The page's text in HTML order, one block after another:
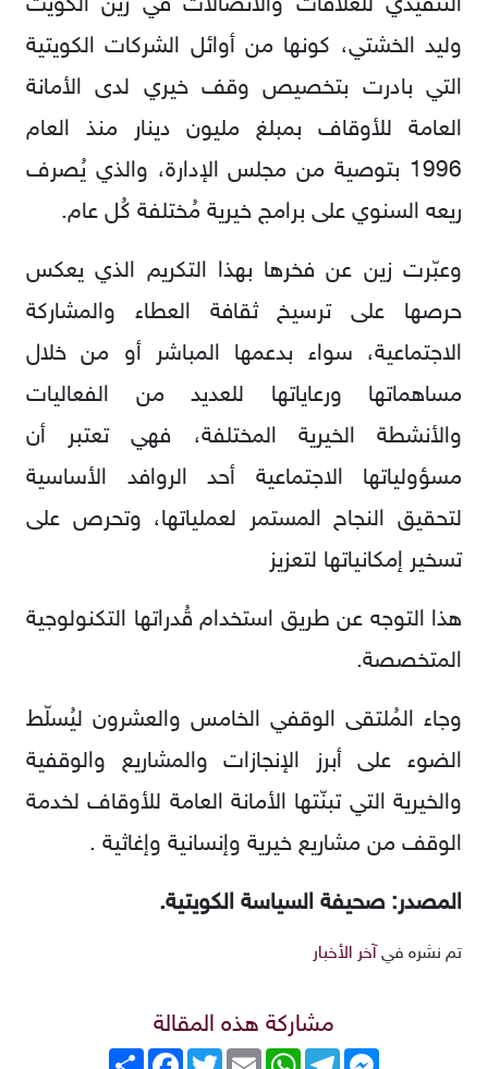
وليد الخشتي، كونها من أوائل الشركات الكويتية
التي بادرت بتخصيص وقف خيري لدى الأمانة
العامة للأوقاف بمبلغ مليون دينار منذ العام
1996 بتوصية من مجلس الإدارة، والذي يُصرف
ريعه السنوي على برامج خيرية مُختلفة كُل عام.
وعبّرت زين عن فخرها بهذا التكريم الذي يعكس
حرصها على ترسيخ ثقافة العطاء والمشاركة
الاجتماعية، سواء بدعمها المباشر أو من خلال
مساهماتها ورعاياتها للعديد من الفعاليات
والأنشطة الخيرية المختلفة، فهي تعتبر أن
مسؤولياتها الاجتماعية أحد الروافد الأساسية
لتحقيق النجاح المستمر لعملياتها، وتحرص على
تسخير إمكانياتها لتعزيز
هذا التوجه عن طريق استخدام قُدراتها التكنولوجية
المتخصصة.
وجاء المُلتقى الوقفي الخامس والعشرون ليُسلّط
الضوء على أبرز الإنجازات والمشاريع والوقفية
والخيرية التي تبنّتها الأمانة العامة للأوقاف لخدمة
الوقف من مشاريع خيرية وإنسانية وإغاثية .
المصدر: صحيفة السياسة الكويتية.
تم نشره في آخر الأخبار
مشاركة هذه المقالة
انشر
FacebookTwitterEmail
WhatsAppTelegram
Messenger